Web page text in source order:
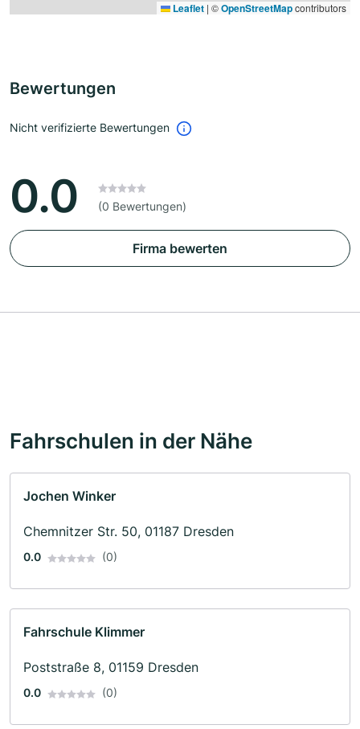
Leaflet | ©OpenStreetMapcontributors
Bewertungen
Nicht verifizierte Bewertungen
0.0 (0 Bewertungen)
Firma bewerten
Fahrschulen in der Nähe
Jochen Winker
Chemnitzer Str. 50, 01187 Dresden
0.0 (0)
Fahrschule Klimmer
Poststraße 8, 01159 Dresden
0.0 (0)